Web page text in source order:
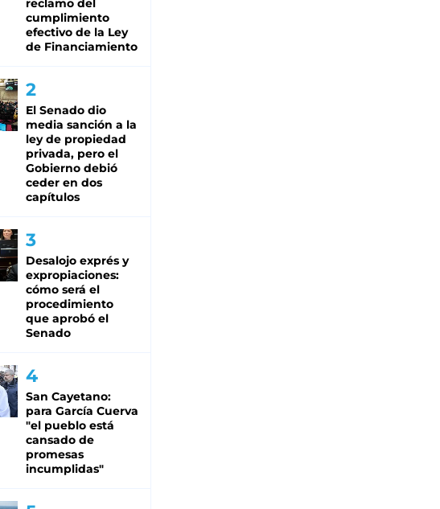
reclamo del
cumplimiento
efectivo de la Ley
de Financiamiento
El Senado dio
media sanción a la
ley de propiedad
privada, pero el
Gobierno debió
ceder en dos
capítulos
Desalojo exprés y
expropiaciones:
cómo será el
procedimiento
que aprobó el
Senado
San Cayetano:
para García Cuerva
"el pueblo está
cansado de
promesas
incumplidas"